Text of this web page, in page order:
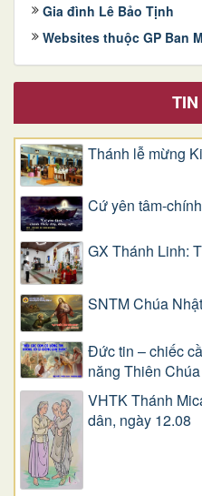
Gia đình Lê Bảo Tịnh
Websites thuộc GP Ban
Thánh lễ mừng
Cứ yên tâm-
GX Thánh Linh:
SNTM Chúa
Đức tin – chiếc
năng Thiên Chúa
VHTK Thánh
dân, ngày 12.08